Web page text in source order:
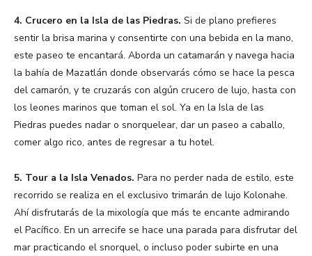
4. Crucero en la Isla de las Piedras. Si de plano prefieres
sentir la brisa marina y consentirte con una bebida en la mano,
este paseo te encantará. Aborda un catamarán y navega hacia
la bahía de Mazatlán donde observarás cómo se hace la pesca
del camarón, y te cruzarás con algún crucero de lujo, hasta con
los leones marinos que toman el sol. Ya en la Isla de las
Piedras puedes nadar o snorquelear, dar un paseo a caballo,
comer algo rico, antes de regresar a tu hotel.
5. Tour a la Isla Venados. Para no perder nada de estilo, este
recorrido se realiza en el exclusivo trimarán de lujo Kolonahe.
Ahí disfrutarás de la mixología que más te encante admirando
el Pacífico. En un arrecife se hace una parada para disfrutar del
mar practicando el snorquel, o incluso poder subirte en una